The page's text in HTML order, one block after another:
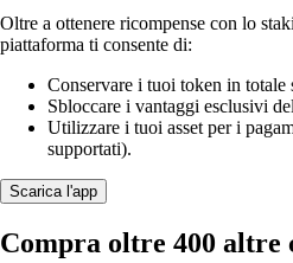
Oltre a ottenere ricompense con lo
piattaforma ti consente di:
Conservare i tuoi token in totale
Sbloccare i vantaggi esclusivi
Utilizzare i tuoi asset per i
supportati).
Scarica l'app
Compra oltre 400 altre